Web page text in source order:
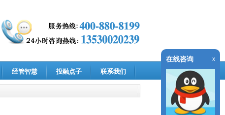
经管智慧 投融点子 联系我们
在线咨询 x